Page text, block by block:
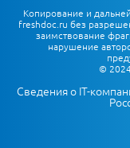
Копирование и
freshdoc.ru без
заимствование
нарушение
©
Сведения о IT-